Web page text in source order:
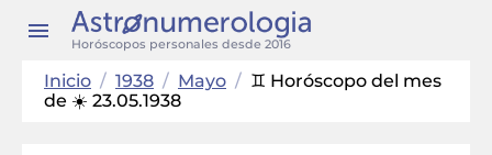
Horóscopos personales desde 2016
Inicio / 1938 / Mayo / ♊ Horóscopo del mes
de ☀️ 23.05.1938